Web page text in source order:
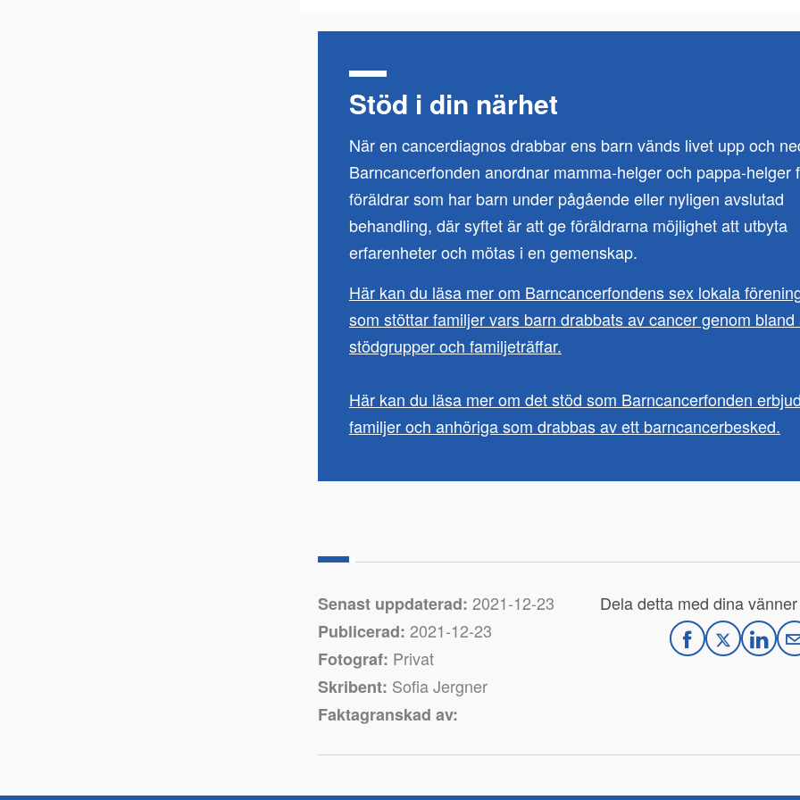
Stöd i din närhet
När en cancerdiagnos drabbar ens barn vänds livet upp och
Barncancerfonden anordnar mamma-helger och pappa-helger
föräldrar som har barn under pågående eller nyligen avslutad
behandling, där syftet är att ge föräldrarna möjlighet att utbyta
erfarenheter och mötas i en gemenskap.
Här kan du läsa mer om Barncancerfondens sex lokala
som stöttar familjer vars barn drabbats av cancer genom bland
stödgrupper och familjeträffar.
Här kan du läsa mer om det stöd som Barncancerfonden
familjer och anhöriga som drabbas av ett barncancerbesked.
Senast uppdaterad: 2021-12-23
Publicerad: 2021-12-23
Fotograf: Privat
Skribent: Sofia Jergner
Faktagranskad av:
Dela detta med dina vänner
F
T
L